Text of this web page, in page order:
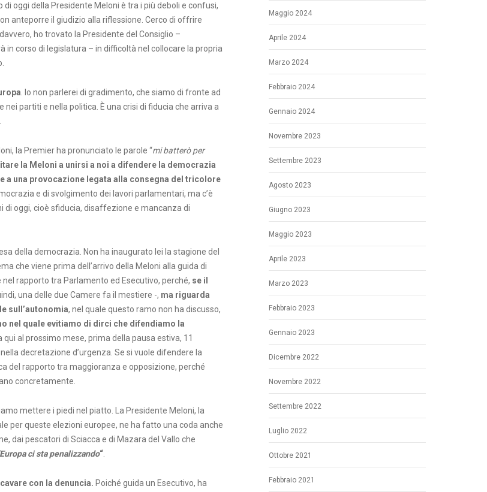
oggi della Presidente Meloni è tra i più deboli e confusi,
anteporre il giudizio alla riflessione. Cerco di offrire
ho trovato la Presidente del Consiglio –
corso di legislatura – in difficoltà nel collocare la propria
. Io non parlerei di gradimento, che siamo di fronte ad
partiti e nella politica. È una crisi di fiducia che arriva a
la Premier ha pronunciato le parole “mi batterò per
la Meloni a unirsi a noi a difendere la democrazia
a una provocazione legata alla consegna del tricolore
e di svolgimento dei lavori parlamentari, ma c’è
oggi, cioè sfiducia, disaffezione e mancanza di
della democrazia. Non ha inaugurato lei la stagione del
che viene prima dell’arrivo della Meloni alla guida di
rapporto tra Parlamento ed Esecutivo, perché, se il
una delle due Camere fa il mestiere -, ma riguarda
sull’autonomia, nel quale questo ramo non ha discusso,
nel quale evitiamo di dirci che difendiamo la
al prossimo mese, prima della pausa estiva, 11
decretazione d’urgenza. Se si vuole difendere la
del rapporto tra maggioranza e opposizione, perché
concretamente.
mettere i piedi nel piatto. La Presidente Meloni, la
per queste elezioni europee, ne ha fatto una coda anche
dai pescatori di Sciacca e di Mazara del Vallo che
ci sta penalizzando“
con la denuncia. Poiché guida un Esecutivo, ha
Maggio 2024
Aprile 2024
Marzo 2024
Febbraio 2024
Gennaio 2024
Novembre 2023
Settembre 2023
Agosto 2023
Giugno 2023
Maggio 2023
Aprile 2023
Marzo 2023
Febbraio 2023
Gennaio 2023
Dicembre 2022
Novembre 2022
Settembre 2022
Luglio 2022
Ottobre 2021
Febbraio 2021